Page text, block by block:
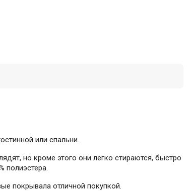
или спальни.
но кроме этого они легко стираются, быстро
полиэстера.
покрывала отличной покупкой.